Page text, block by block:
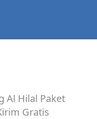
Al Hilal Paket
Gratis